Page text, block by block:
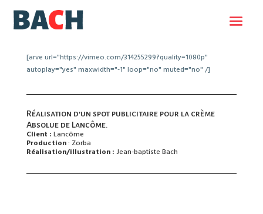
[arve url="https://vimeo.com/314255299?quality=1080p"
autoplay="yes" maxwidth="-1" loop="no" muted="no" /]
Réalisation d’un spot publicitaire pour la crème
Absolue de Lancôme.
Client : Lancôme
Production: Zorba
Réalisation/illustration : Jean-baptiste Bach